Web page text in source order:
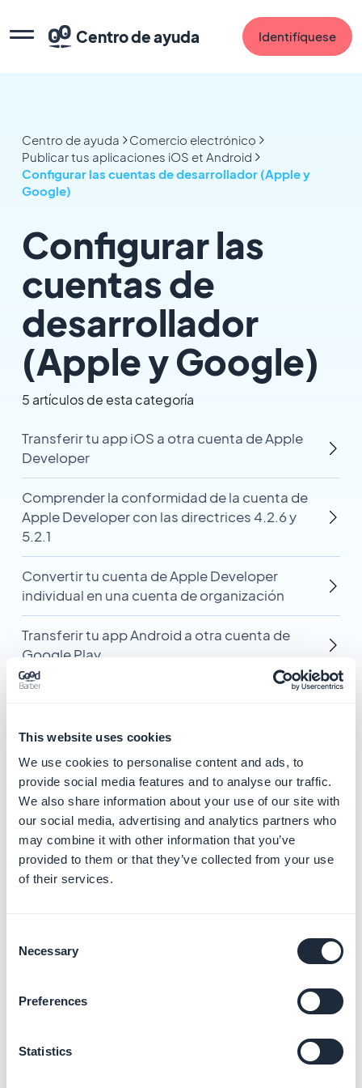
This website uses cookies
We use cookies to personalise content and ads, to
provide social media features and to analyse our traffic.
We also share information about your use of our site with
our social media, advertising and analytics partners who
may combine it with other information that you’ve
provided to them or that they’ve collected from your use
of their services.
Selection
Necessary
Preferences
Statistics
Centro de ayuda Identifíquese
Centro de ayuda
Comercio electrónico
Publicar tus aplicaciones iOS et Android
Configurar las cuentas de desarrollador (Apple y
Google)
Configurar las
cuentas de
desarrollador
(Apple y Google)
5 artículos de esta categoría
Transferir tu app iOS a otra cuenta de Apple
Developer
Comprender la conformidad de la cuenta de
Apple Developer con las directrices 4.2.6 y
5.2.1
Convertir tu cuenta de Apple Developer
individual en una cuenta de organización
Transferir tu app Android a otra cuenta de
Google Play
Verificar el sitio web de tu organización en
Categorías
relacionadas
Más información